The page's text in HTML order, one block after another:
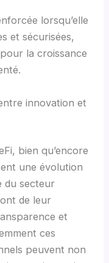
lorsqu’elle
et sécurisées,
la croissance
innovation et
bien qu’encore
une évolution
du secteur
de leur
et
ces
peuvent non